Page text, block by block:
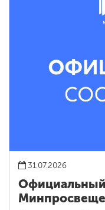
31.07.2026